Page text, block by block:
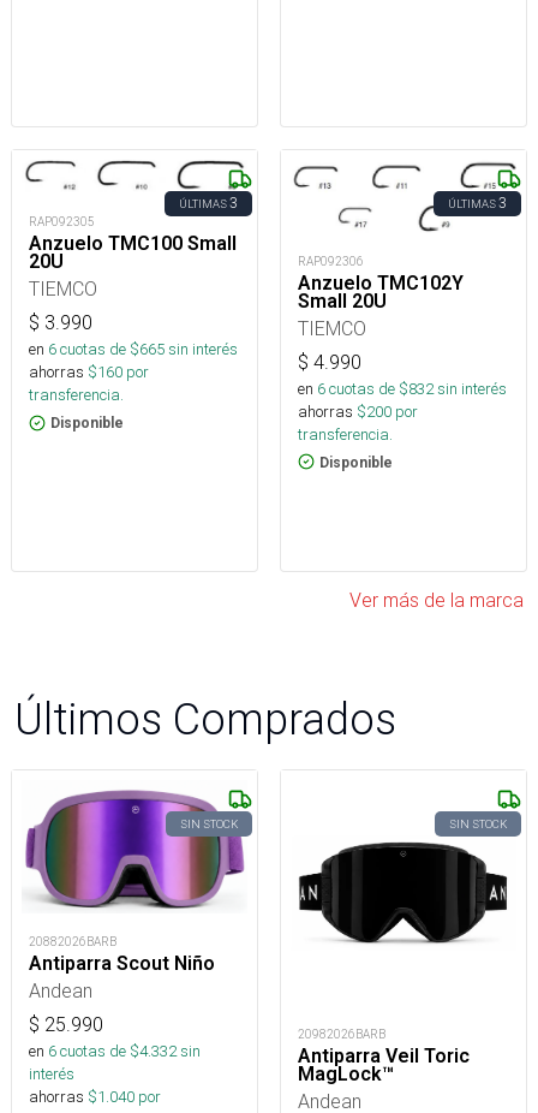
ÚLTIMAS3
RAP092305
Anzuelo TMC100 Small
20U
TIEMCO
$ 3.990
en 6cuotas de $665sin interés
ahorras $160 por
transferencia.
Disponible
ÚLTIMAS3
RAP092306
Anzuelo TMC102Y
Small 20U
TIEMCO
$ 4.990
en 6cuotas de $832sin interés
ahorras $200 por
transferencia.
Disponible
Ver más de la marca
Últimos Comprados
SIN STOCK
20882026BARB
Antiparra Scout Niño
Andean
$ 25.990
en 6cuotas de $4.332sin
interés
ahorras $1.040 por
SIN STOCK
20982026BARB
Antiparra Veil Toric
MagLock™
Andean